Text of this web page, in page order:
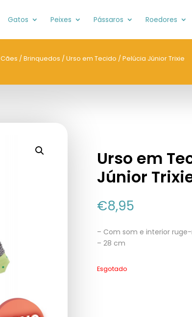
Gatos Peixes Pássaros Roedores
Cães /Brinquedos / Urso em Tecido / Pelúcia Júnior Trixie
Urso em
Júnior
€8,95
– Com som e interior
– 28 cm
Esgotado